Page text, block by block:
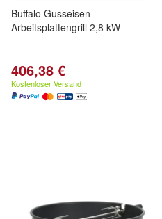
Buffalo Gusseisen-
Arbeitsplattengrill 2,8 kW
406,38 €
Kostenloser Versand